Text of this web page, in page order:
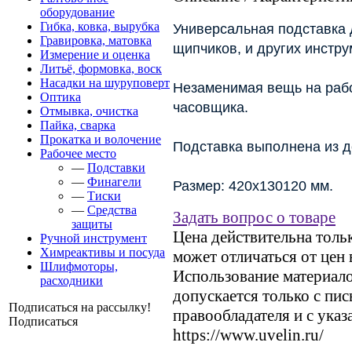
оборудование
Гибка, ковка, вырубка
Гравировка, матовка
Измерение и оценка
Литьё, формовка, воск
Насадки на шуруповерт
Оптика
Отмывка, очистка
Пайка, сварка
Прокатка и волочение
Рабочее место
— Подставки
— Финагели
— Тиски
— Средства
защиты
Ручной инструмент
Химреактивы и посуда
Шлифмоторы,
расходники
Подписаться на рассылку!
Подписаться
Универсальная
щипчиков, и других
Незаменимая вещь на
часовщика.
Подставка выполнена из
Размер: 420х130120 мм.
Задать вопрос о товаре
Цена действительна
может отличаться от
Использование
допускается только с
правообладателя и с
https://www.uvelin.ru/